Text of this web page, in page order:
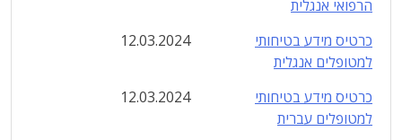
הרפואי אנגלית
כרטיס מידע בטיחותי
למטופלים אנגלית
12.03.2024
כרטיס מידע בטיחותי
למטופלים עברית
12.03.2024